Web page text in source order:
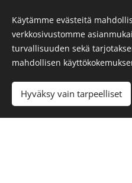
© 2024 Kaikki
Copyright Skyline
Käytämme evästeitä
verkkosivustomme
turvallisuuden sekä
mahdollisen
Hyväksy vain tarpeelliset